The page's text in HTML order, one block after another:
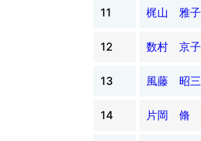
11 梶山 雅子
12 数村 京子
13 風藤 昭三
14 片岡 脩